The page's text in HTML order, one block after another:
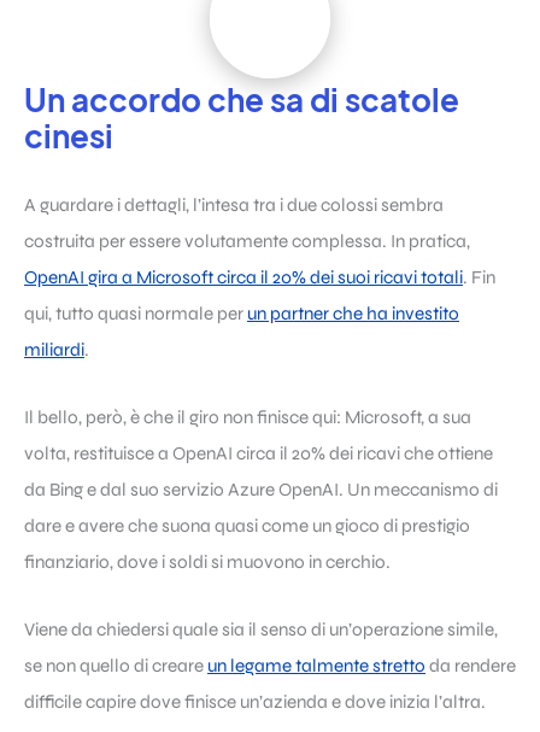
Un accordo che sa di scatole
cinesi
A guardare i dettagli, l’intesa tra i due colossi sembra
costruita per essere volutamente complessa. In pratica,
OpenAI gira a Microsoft circa il 20% dei suoi ricavi totali. Fin
qui, tutto quasi normale per un partner che ha investito
miliardi.
Il bello, però, è che il giro non finisce qui: Microsoft, a sua
volta, restituisce a OpenAI circa il 20% dei ricavi che ottiene
da Bing e dal suo servizio Azure OpenAI. Un meccanismo di
dare e avere che suona quasi come un gioco di prestigio
finanziario, dove i soldi si muovono in cerchio.
Viene da chiedersi quale sia il senso di un’operazione simile,
se non quello di creare un legame talmente stretto da rendere
difficile capire dove finisce un’azienda e dove inizia l’altra.